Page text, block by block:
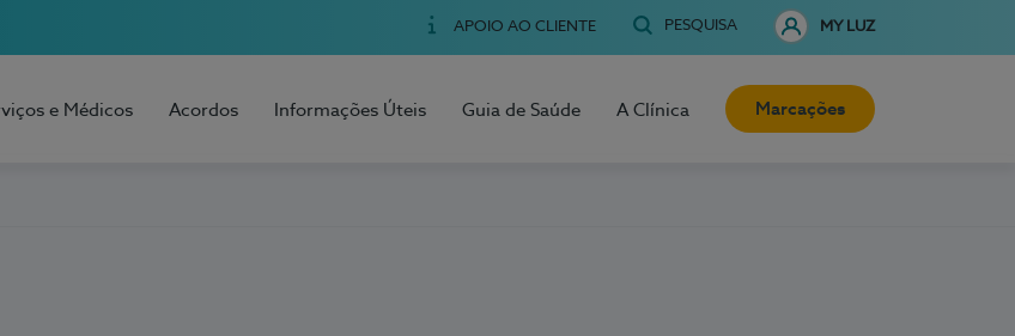
APOIO AO CLIENTE PESQUISA MY LUZ
e Médicos Acordos Informações Úteis Guia de Saúde A Clínica Marcações